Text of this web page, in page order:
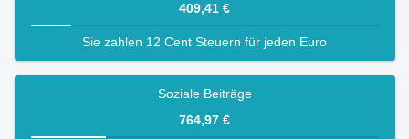
409,41 €
Sie zahlen 12 Cent Steuern für jeden Euro
Soziale Beiträge
764,97 €